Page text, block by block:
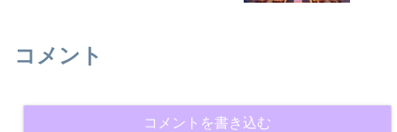
コメント
コメントを書き込む